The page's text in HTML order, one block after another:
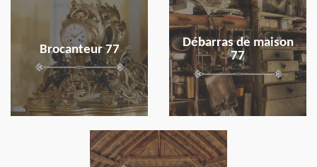
Brocanteur 77
en savoir plus
Débarras de maison
77
en savoir plus
en savoir plus